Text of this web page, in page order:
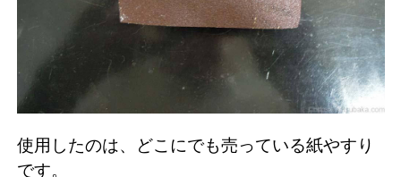
使用したのは、どこにでも売っている紙やすり
です。